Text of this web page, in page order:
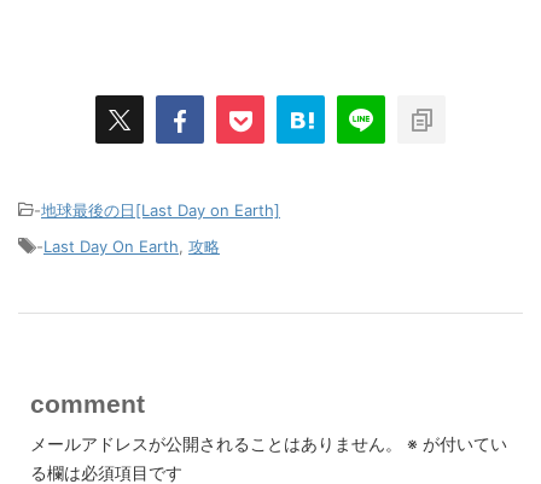
-地球最後の日[Last Day on Earth]
-Last Day On Earth 攻略
comment
メールアドレスが公開されることはありません。 ※ が付いてい
る欄は必須項目です